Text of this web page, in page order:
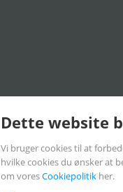
Dette website
Vi bruger cookies til at
hvilke cookies du ønsker at
om voresCookiepolitik her.